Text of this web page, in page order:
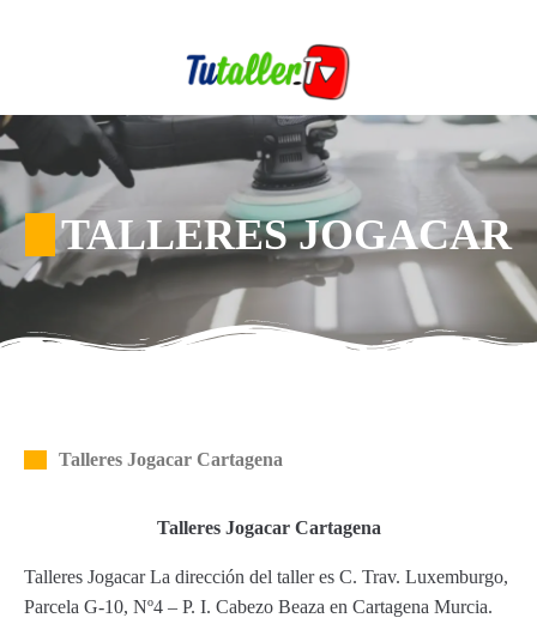
TALLERES JOGACAR
Talleres Jogacar Cartagena
Talleres Jogacar Cartagena
Talleres Jogacar La dirección del taller es C. Trav. Luxemburgo,
Parcela G-10, Nº4 – P. I. Cabezo Beaza en Cartagena Murcia.